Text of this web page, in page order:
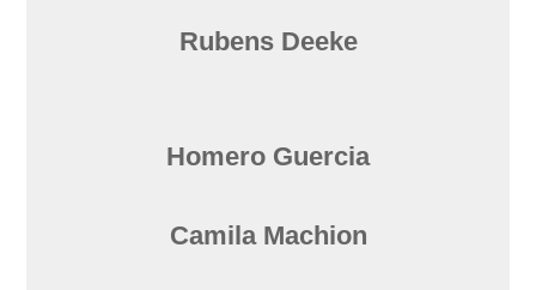
Rubens Deeke
Homero Guercia
Camila Machion